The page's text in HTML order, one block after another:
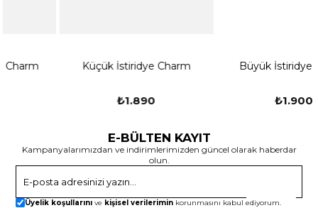
Küçük İstiridye Charm Büyük İstiridye Charm
E-BÜLTEN KAYIT
Kampanyalarımızdan ve indirimlerimizden güncel olarak haberdar
olun.
Üyelik koşullarını ve kişisel verilerimin korunmasını kabul ediyorum.